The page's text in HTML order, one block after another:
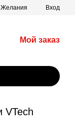
Желания Вход
Мой заказ
VTech